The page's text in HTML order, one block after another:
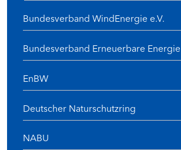
Bundesverband WindEnergie e.V.
Bundesverband Erneuerbare Energie
EnBW
Deutscher Naturschutzring
NABU